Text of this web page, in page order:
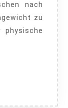
nach
zu
physische